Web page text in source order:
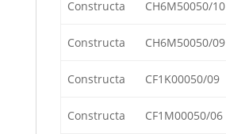
Constructa CH6M50050/10
Constructa CH6M50050/09
Constructa CF1K00050/09
Constructa CF1M00050/06